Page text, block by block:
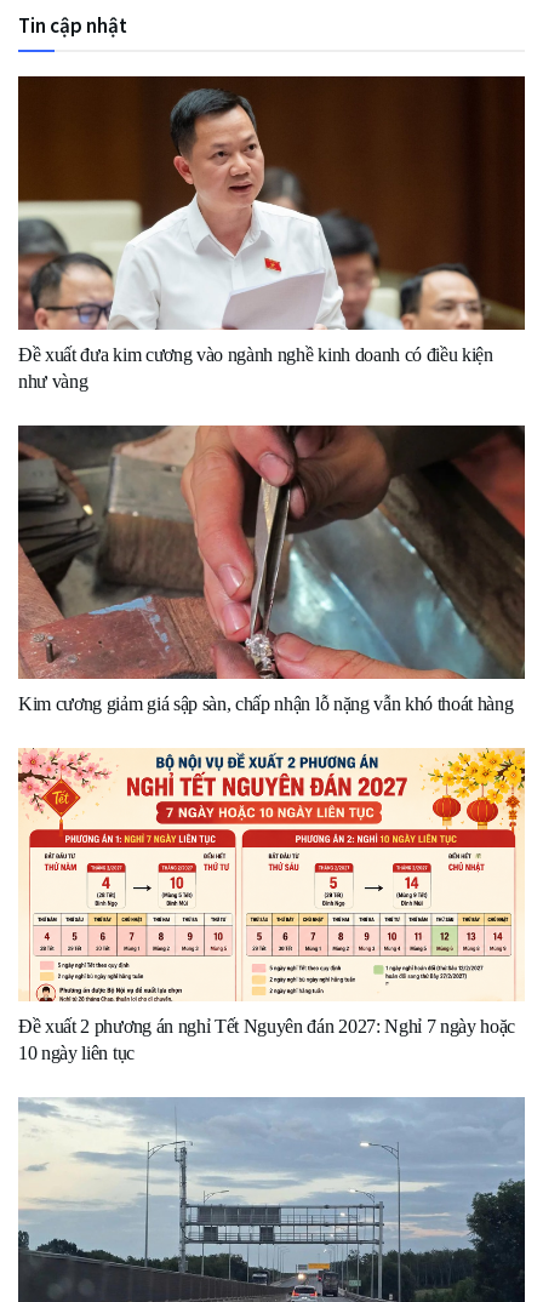
Tin cập nhật
Đề xuất đưa kim cương vào ngành nghề kinh doanh có điều kiện
như vàng
Kim cương giảm giá sập sàn, chấp nhận lỗ nặng vẫn khó thoát hàng
Đề xuất 2 phương án nghỉ Tết Nguyên đán 2027: Nghỉ 7 ngày hoặc
10 ngày liên tục